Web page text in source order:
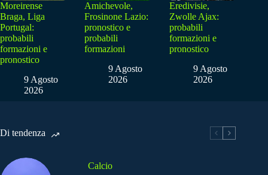
Moreirense
Braga, Liga
Portugal:
probabili
formazioni e
pronostico
9 Agosto
2026
Amichevole,
Frosinone Lazio:
pronostico e
probabili
formazioni
9 Agosto
2026
Eredivisie,
Zwolle Ajax:
probabili
formazioni e
pronostico
9 Agosto
2026
Di tendenza
Calcio